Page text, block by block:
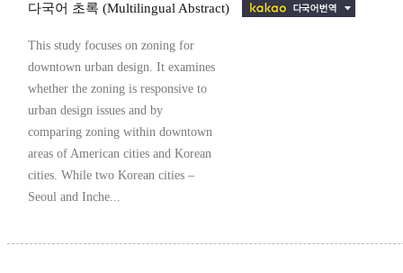
다국어 초록 (Multilingual Abstract)
This study focuses on zoning for
downtown urban design. It examines
whether the zoning is responsive to
urban design issues and by
comparing zoning within downtown
areas of American cities and Korean
cities. While two Korean cities –
Seoul and Inche...